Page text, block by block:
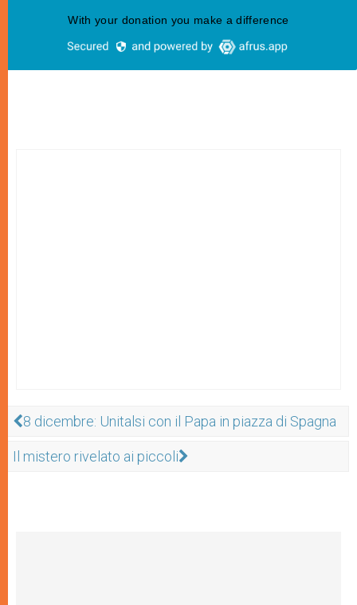
8 dicembre: Unitalsi con il Papa in piazza di Spagna
Il mistero rivelato ai piccoli